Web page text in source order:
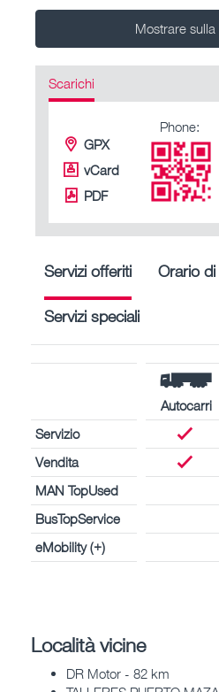
Mostrare
Scarichi
GPX
vCard
PDF
Phone:
Servizi offeriti Orario
Servizi speciali
Autocarri
Servizio
Vendita
MAN TopUsed
BusTopService
eMobility (+)
Località vicine
DR Motor - 82 km